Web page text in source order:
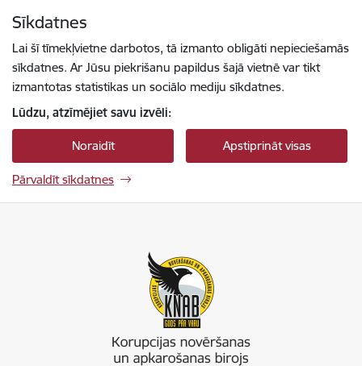
Sīkdatnes
Lai šī tīmekļvietne darbotos, tā izmanto obligāti nepieciešamās
sīkdatnes. Ar Jūsu piekrišanu papildus šajā vietnē var tikt
izmantotas statistikas un sociālo mediju sīkdatnes.
Lūdzu, atzīmējiet savu izvēli:
Noraidīt Apstiprināt visas
Pārvaldīt sīkdatnes